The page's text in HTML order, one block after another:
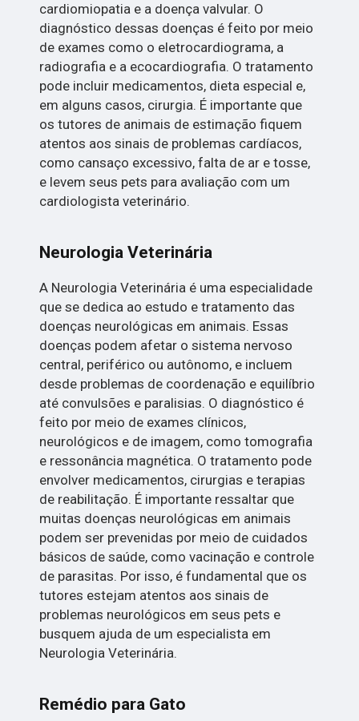
cardiomiopatia e a doença valvular. O
diagnóstico dessas doenças é feito por meio
de exames como o eletrocardiograma, a
radiografia e a ecocardiografia. O tratamento
pode incluir medicamentos, dieta especial e,
em alguns casos, cirurgia. É importante que
os tutores de animais de estimação fiquem
atentos aos sinais de problemas cardíacos,
como cansaço excessivo, falta de ar e tosse,
e levem seus pets para avaliação com um
cardiologista veterinário.
Neurologia Veterinária
A Neurologia Veterinária é uma especialidade
que se dedica ao estudo e tratamento das
doenças neurológicas em animais. Essas
doenças podem afetar o sistema nervoso
central, periférico ou autônomo, e incluem
desde problemas de coordenação e equilíbrio
até convulsões e paralisias. O diagnóstico é
feito por meio de exames clínicos,
neurológicos e de imagem, como tomografia
e ressonância magnética. O tratamento pode
envolver medicamentos, cirurgias e terapias
de reabilitação. É importante ressaltar que
muitas doenças neurológicas em animais
podem ser prevenidas por meio de cuidados
básicos de saúde, como vacinação e controle
de parasitas. Por isso, é fundamental que os
tutores estejam atentos aos sinais de
problemas neurológicos em seus pets e
busquem ajuda de um especialista em
Neurologia Veterinária.
Remédio para Gato